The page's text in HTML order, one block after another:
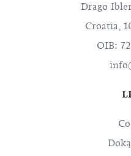
Drago
Croatia,
OIB: